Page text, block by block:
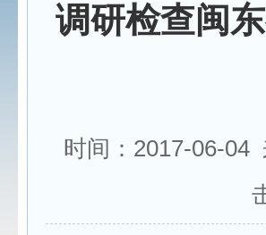
调研检查闽
时间：2017-06-04